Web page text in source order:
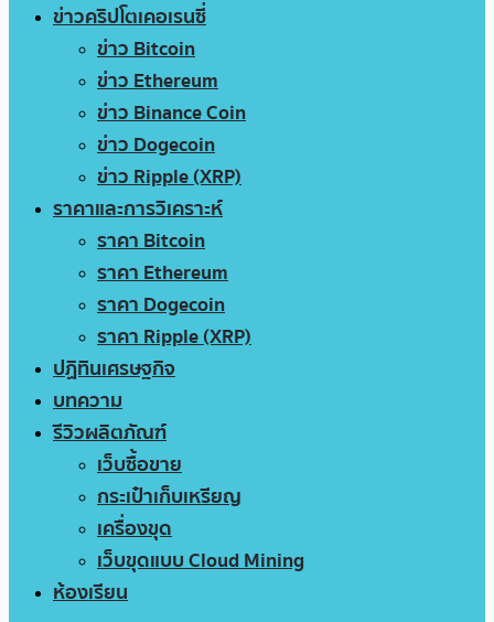
ข่าวคริปโตเคอเรนซี่
ข่าว Bitcoin
ข่าว Ethereum
ข่าว Binance Coin
ข่าว Dogecoin
ข่าว Ripple (XRP)
ราคาและการวิเคราะห์
ราคา Bitcoin
ราคา Ethereum
ราคา Dogecoin
ราคา Ripple (XRP)
ปฏิทินเศรษฐกิจ
บทความ
รีวิวผลิตภัณฑ์
เว็บซื้อขาย
กระเป๋าเก็บเหรียญ
เครื่องขุด
เว็บขุดแบบ Cloud Mining
ห้องเรียน